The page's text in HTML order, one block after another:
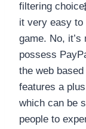
filtering
it very easy to
game. No,
possess
the web
features a
which can be
people to